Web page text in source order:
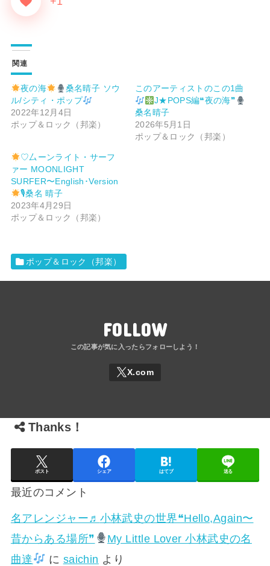
関連
夜の海
桑名晴子 ソウ
ル/シティ・ポップ
2022年12月4日
ポップ＆ロック（邦楽）
このアーティストのこの1曲
J★POPS編❝夜の海❞
桑名晴子
2026年5月1日
ポップ＆ロック（邦楽）
♡厶ーンライト・サーフ
ァー MOONLIGHT
SURFER〜English･Version
🎙桑名 晴子
2023年4月29日
ポップ＆ロック（邦楽）
ポップ＆ロック（邦楽）
FOLLOW
Thanks！
ポスト シェア はてブ 送る
最近のコメント
名アレンジャー♬ 小林武史の世界❝Hello,Again〜
昔からある場所❞
My Little Lover 小林武史の名
曲達
に saichin より